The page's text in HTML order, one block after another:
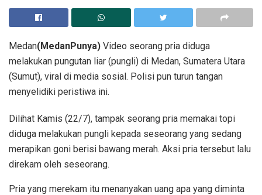
Medan(MedanPunya) Video seorang pria diduga
melakukan pungutan liar (pungli) di Medan, Sumatera Utara
(Sumut), viral di media sosial. Polisi pun turun tangan
menyelidiki peristiwa ini.
Dilihat Kamis (22/7), tampak seorang pria memakai topi
diduga melakukan pungli kepada seseorang yang sedang
merapikan goni berisi bawang merah. Aksi pria tersebut lalu
direkam oleh seseorang.
Pria yang merekam itu menanyakan uang apa yang diminta